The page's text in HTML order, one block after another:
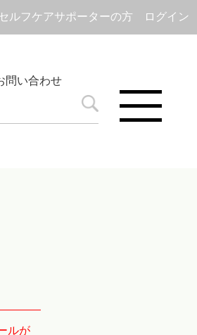
ルフケアサポーターの方 ログイン
問い合わせ
ルが